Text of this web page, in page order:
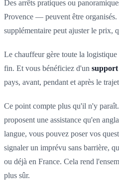
Des arrêts pratiques ou
Provence — peuvent être
supplémentaire peut ajuster le prix,
Le chauffeur gère toute la
fin. Et vous bénéficiez d'un
pays, avant, pendant et après le
Ce point compte plus qu'il n'y
proposent une assistance qu'en
langue, vous pouvez poser vos
signaler un imprévu sans barrière,
ou déjà en France. Cela rend
plus sûr.